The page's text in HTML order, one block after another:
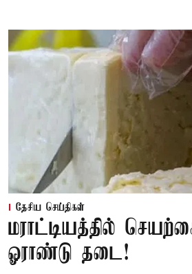
தேசிய செய்திகள்
மராட்டியத்தில்
ஓராண்டு தடை!